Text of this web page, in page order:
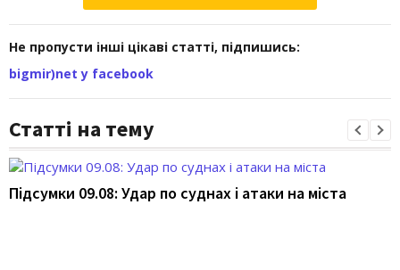
Не пропусти інші цікаві статті, підпишись:
bigmir)net у facebook
Статті на тему
Підсумки 09.08: Удар по суднах і атаки на міста